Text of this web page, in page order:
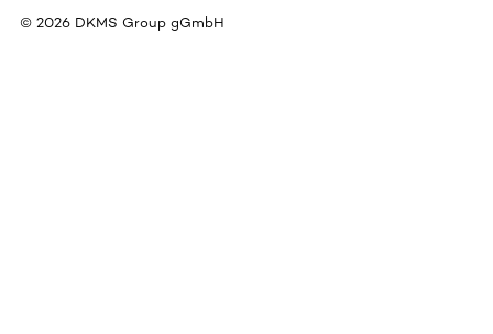
© 2026 DKMS Group gGmbH